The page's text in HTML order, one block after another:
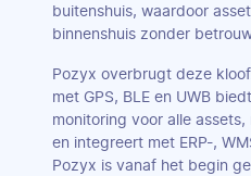
buitenshuis, waardoor
binnenshuis zonder
Pozyx overbrugt deze
met GPS, BLE en UWB
monitoring voor alle
en integreert met ERP-,
Pozyx is vanaf het begin